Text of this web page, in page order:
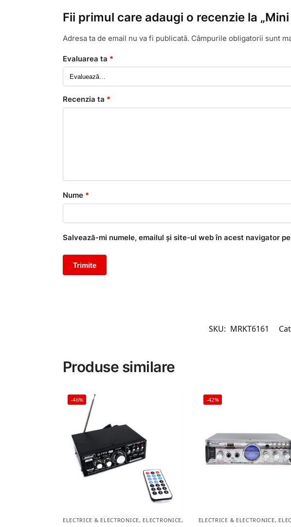
Fii primul care adaugi o recenzie la
Adresa ta de email nu va fi publicată. Câmpurile obligatorii sunt
Evaluarea ta *
Recenzia ta *
Nume *
Salvează-mi numele, emailul și site-ul web în acest navigator
SKU: MRKT6161
Produse similare
-46%
ELECTRICE & ELECTRONICE, ELECTRONICE, LICHIDARE STOC
-42%
ELECTRICE & ELECTRONICE,